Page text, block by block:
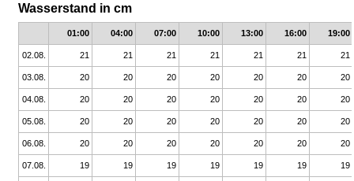
Wasserstand in cm
01:00 04:00 07:00 10:00 13:00 16:00 19:00
02.08. 21 21 21 21 21 21 21
03.08. 20 20 20 20 20 20 20
04.08. 20 20 20 20 20 20 20
05.08. 20 20 20 20 20 20 20
06.08. 20 20 20 20 20 20 20
07.08. 19 19 19 19 19 19 19